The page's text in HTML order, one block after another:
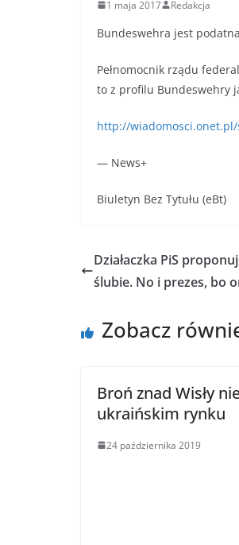
1 maja 2017 Redakcja
Bundeswehra jest
Pełnomocnik rządu
to z profilu Bundeswehry
http://
— News+
Biuletyn Bez Tytułu (eBt)
Działaczka PiS
ślubie. No i prezes, bo
Zobacz
Broń znad Wisły
ukraińskim rynku
24 października 2019